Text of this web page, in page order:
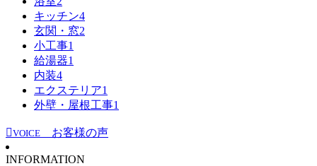
キッチン4
玄関・窓2
小工事1
給湯器1
内装4
エクステリア1
外壁・屋根工事1
VOICE お客様の声
INFORMATION